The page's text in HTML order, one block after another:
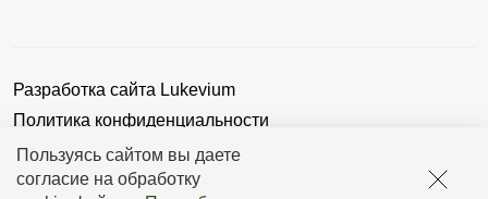
Пользуясь сайтом вы даете
согласие на обработку
Разработка сайта Lukevium
Политика конфиденциальности
Пользовательское соглашение